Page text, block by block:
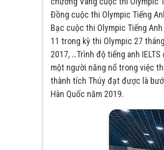
Đồng cuộc thi Olympic Tiếng
Bạc cuộc thi Olympic Tiếng
11 trong kỳ thi Olympic 27
2017, …Trình độ tiếng anh
một người năng nổ trong việc
thành tích Thúy đạt được là
Hàn Quốc năm 2019.